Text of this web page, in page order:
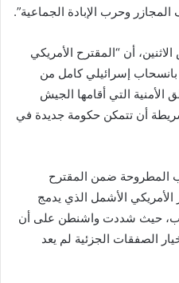
وحرب الإبادة الجماعية”.
أمس الاثنين، أن “المقترح الأمريكي
إسرائيلي كامل من
التي أقامها الجيش
أن تتمكن حكومة جديدة في
المطروحة ضمن المقترح
الأمريكي الأشمل الذي يدمج
حيث شددت واشنطن على أن
الصفقات الجزئية لم يعد